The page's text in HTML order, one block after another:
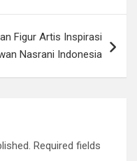
Figur Artis Inspirasi
Nasrani Indonesia
Required fields